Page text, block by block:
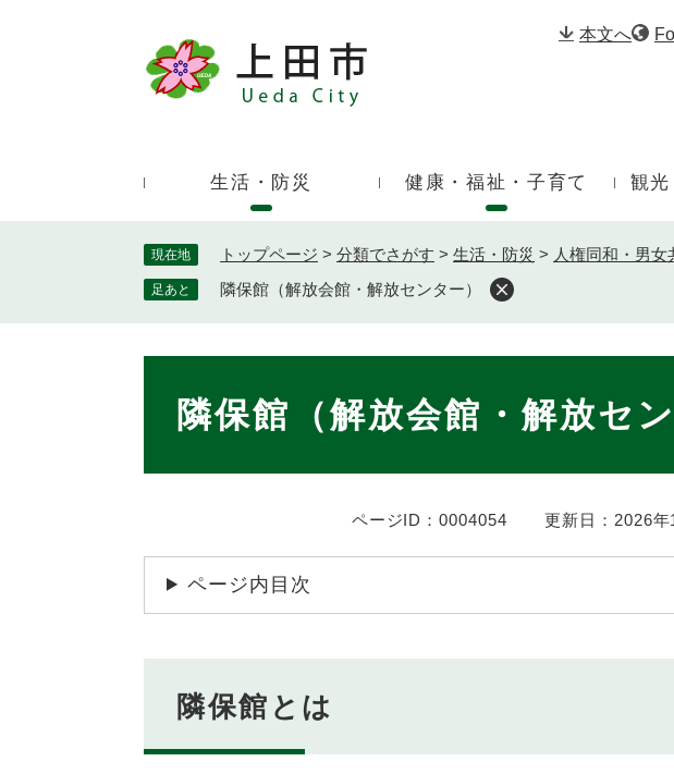
。
本文へ
ド
生活・防災 健康・福祉・子育て 観
現在地 トップページ > 分類でさがす > 生活・防災 > 人権同和・男
足あと 隣保館（解放会館・解放センター）
隣保館（解放会館・解放セン
ページID：0004054 更新日：2026
ページ内目次
隣保館とは